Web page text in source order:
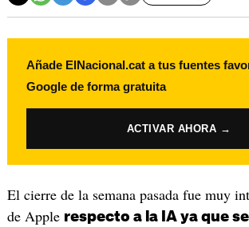
Añade ElNacional.cat a tus fuentes
Google de forma gratuita
ACTIVAR AHORA →
El cierre de la semana pasada fue muy
de Apple respecto a la IA ya que